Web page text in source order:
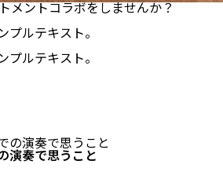
メントコラボをしませんか？
プルテキスト。
プルテキスト。
の演奏で思うこと
演奏で思うこと